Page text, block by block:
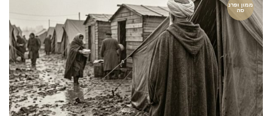
ממון ופרנ
סה